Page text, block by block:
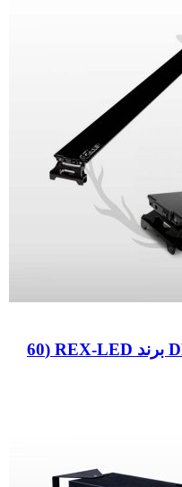
نور آکواریوم گیاهی مدل DM404 برند REX-LED (60